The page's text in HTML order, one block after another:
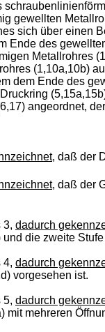
gewellten
sich über einen
Ende des
Metallrohres
(1,10a,10b)
dem Ende des
angeordnet,
, daß der
, daß der
3, dadurch
die zweite
4, dadurch
vorgesehen ist.
5, dadurch
mehreren